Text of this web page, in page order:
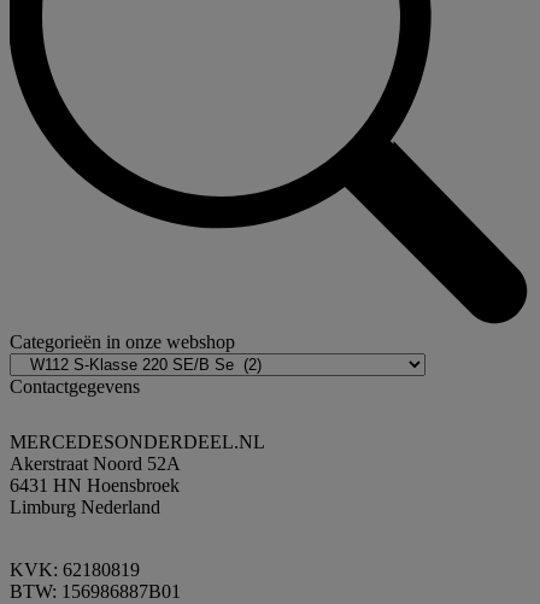
Categorieën in onze webshop
Contactgegevens
MERCEDESONDERDEEL.NL
Akerstraat Noord 52A
6431 HN Hoensbroek
Limburg Nederland
KVK: 62180819
BTW: 156986887B01